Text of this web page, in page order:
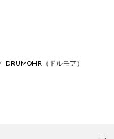
DRUMOHR（ドルモア）